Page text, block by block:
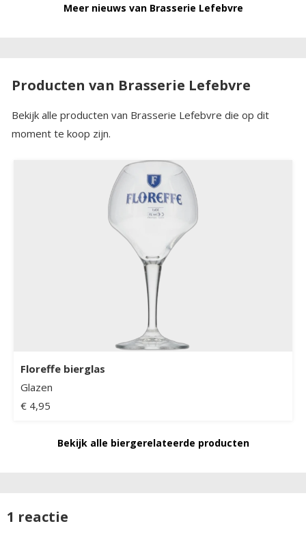
Meer nieuws van Brasserie Lefebvre
Producten van Brasserie Lefebvre
Bekijk alle producten van Brasserie Lefebvre die op dit
moment te koop zijn.
Floreffe bierglas
Glazen
€ 4,95
Bekijk alle biergerelateerde producten
1 reactie